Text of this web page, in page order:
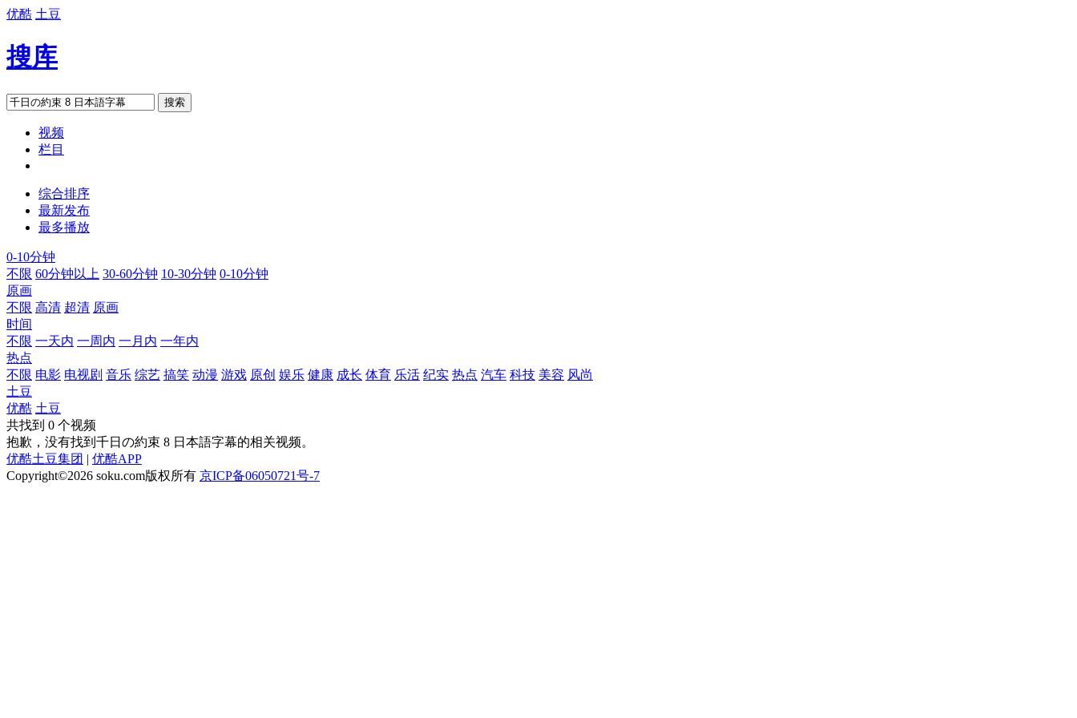
优酷 土豆
搜库
搜索
视频
栏目
综合排序
最新发布
最多播放
0-10分钟
不限 60分钟以上 30-60分钟 10-30分钟 0-10分钟
原画
不限 高清 超清 原画
时间
不限 一天内 一周内 一月内 一年内
热点
不限 电影 电视剧 音乐 综艺 搞笑 动漫 游戏 原创 娱乐 健康 成长 体育 乐活 纪实 热点 汽车 科技 美容 风尚
土豆
优酷 土豆
共找到 0 个视频
抱歉，没有找到 千日の約束 8 日本語字幕的相关视频。
优酷土豆集团 | 优酷APP
Copyright©2026 soku.com版权所有 京ICP备06050721号-7